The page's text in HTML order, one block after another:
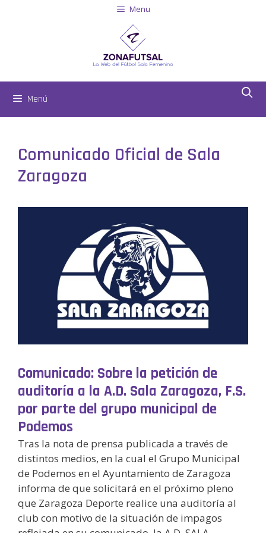
Menu
Menú
Comunicado Oficial de Sala
Zaragoza
Comunicado: Sobre la petición de
auditoría a la A.D. Sala Zaragoza, F.S.
por parte del grupo municipal de
Podemos
Tras la nota de prensa publicada a través de
distintos medios, en la cual el Grupo Municipal
de Podemos en el Ayuntamiento de Zaragoza
informa de que solicitará en el próximo pleno
que Zaragoza Deporte realice una auditoría al
club con motivo de la situación de impagos